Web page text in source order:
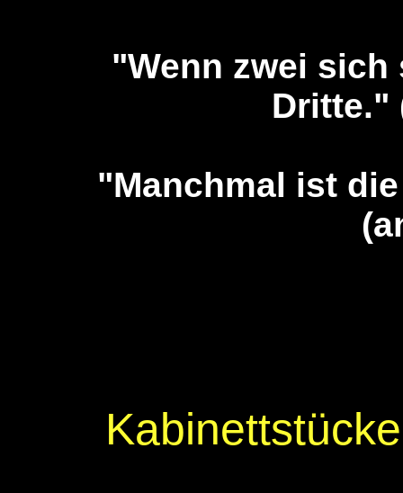
"Wenn zwei
Dritte."
"Manchmal ist